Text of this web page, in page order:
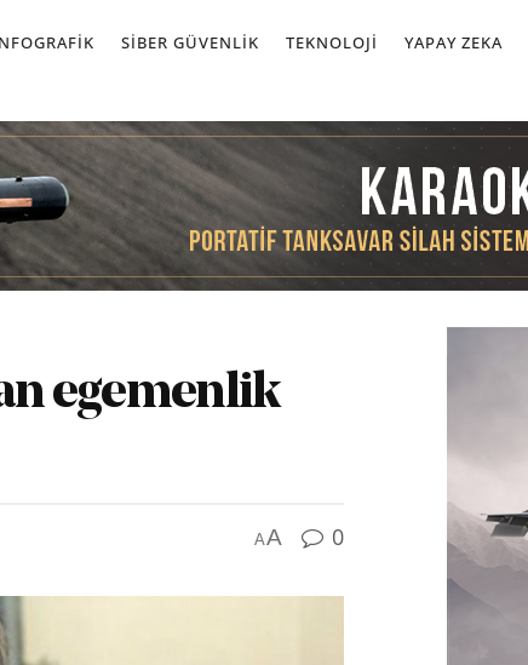
SIBER GÜVENLIK TEKNOLOJI YAPAY ZEKA
egemenlik
AA 0